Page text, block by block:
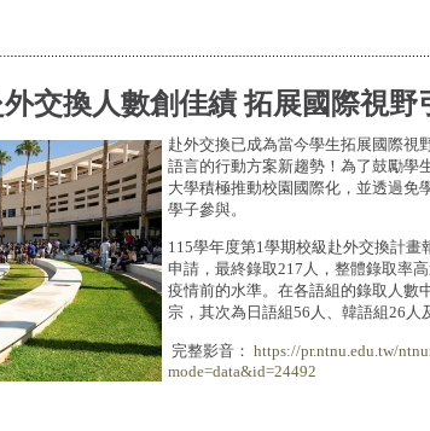
交換人數創佳績 拓展國際視野
赴外交換已成為當今學生拓展國際視
語言的行動方案新趨勢！為了鼓勵學
大學積極推動校園國際化，並透過免
學子參與。
115學年度第1學期校級赴外交換計畫
申請，最終錄取217人，整體錄取率
疫情前的水準。在各語組的錄取人數
宗，其次為日語組56人、韓語組26人
完整影音： https://pr.ntnu.edu.tw/
mode=data&id=24492